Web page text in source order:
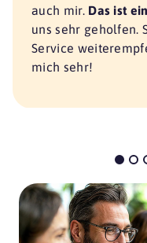
auch mir. Das ist
uns sehr geholfen.
Service
mich sehr!